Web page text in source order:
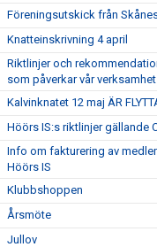
Föreningsutskick från
Knatteinskrivning 4 april
Riktlinjer och
som påverkar vår verksamhet
Kalvinknatet 12 maj ÄR
Höörs IS:s riktlinjer gällande
Info om fakturering av
Höörs IS
Klubbshoppen
Årsmöte
Jullov